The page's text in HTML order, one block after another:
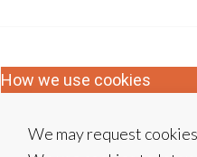
How we use cookies
We may request